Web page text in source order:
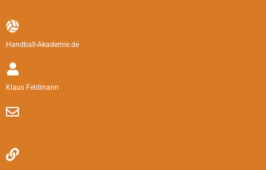
Handball-Akademie.de
Klaus Feldmann